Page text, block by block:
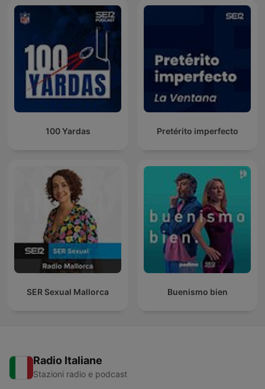
100 Yardas Pretérito imperfecto
SER Sexual Mallorca Buenismo bien
Radio Italiane
Stazioni radio e podcast